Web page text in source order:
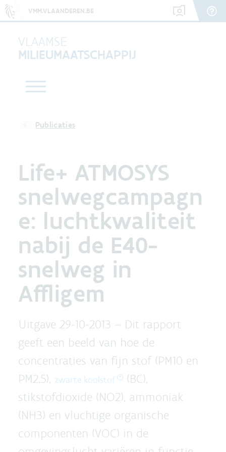
VMM.VLAANDEREN.BE
VLAAMSE
MILIEUMAATSCHAPPIJ
Publicaties
Life+ ATMOSYS
snelwegcampagn
e: luchtkwaliteit
nabij de E40-
snelweg in
Affligem
Uitgave 29-10-2013 – Dit rapport
geeft een beeld van hoe de
concentraties van fijn stof (PM10 en
PM2,5), zwarte koolstof
(BC),
stikstofdioxide (NO2), ammoniak
(NH3) en vluchtige organische
componenten (VOC) in de